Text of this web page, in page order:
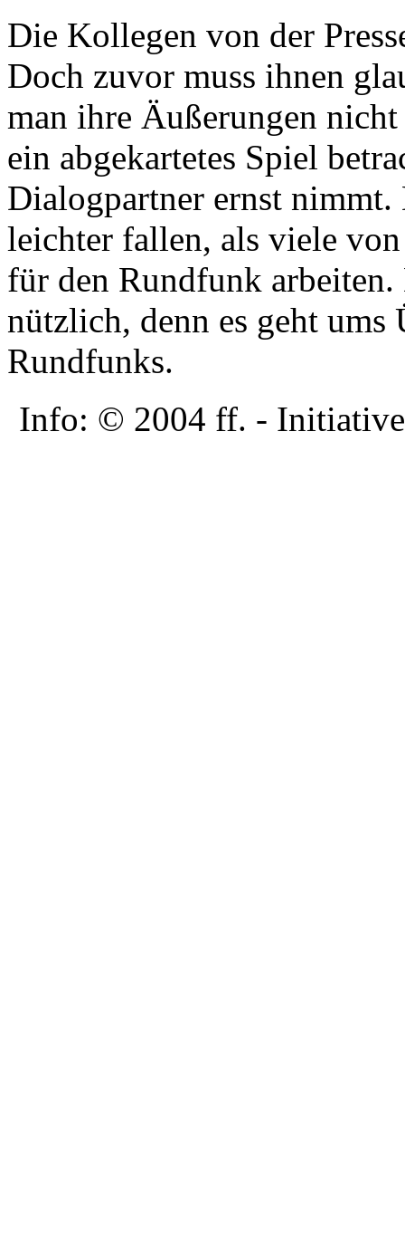
Die Kollegen von der
Doch zuvor muss ihnen
man ihre Äußerungen
ein abgekartetes Spiel
Dialogpartner ernst
leichter fallen, als viele
für den Rundfunk
nützlich, denn es geht ums
Rundfunks.
Info: © 2004 ff. -